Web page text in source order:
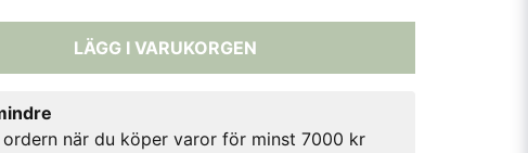
LÄGG I VARUKORGEN
ordern när du köper varor för minst 7000 kr